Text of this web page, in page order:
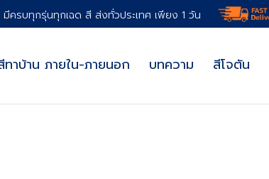
ครบทุกรุ่นทุกเฉด สี ส่งทั่วประเทศ เพียง 1 วัน
ทาบ้าน ภายใน-ภายนอก บทความ สีโจตัน